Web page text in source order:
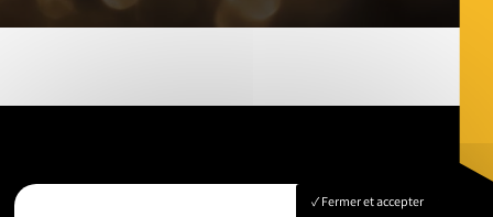
Fermer et accepter